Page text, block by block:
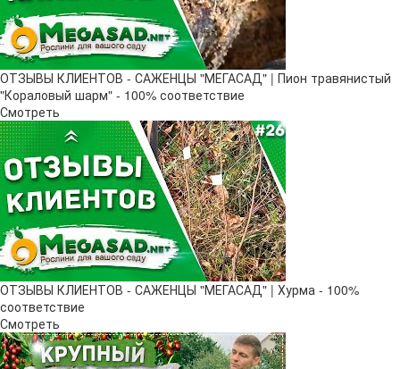
ОТЗЫВЫ КЛИЕНТОВ - САЖЕНЦЫ "МЕГАСАД" | Пион травянистый
"Кораловый шарм" - 100% соответствие
Смотреть
ОТЗЫВЫ КЛИЕНТОВ - САЖЕНЦЫ "МЕГАСАД" | Хурма - 100%
соответствие
Смотреть